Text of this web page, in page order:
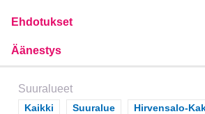
Ehdotukset
Äänestys
Suuralueet
Scope
Kaikki Scope
Suuralue Scope
Hirvensalo-